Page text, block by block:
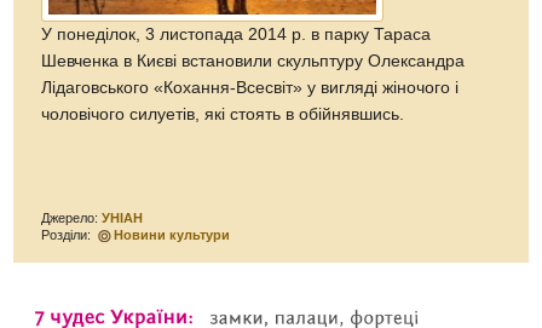
У понеділок, 3 листопада 2014 р. в парку Тараса
Шевченка в Києві встановили скульптуру Олександра
Лідаговського «Кохання-Всесвіт» у вигляді жіночого і
чоловічого силуетів, які стоять в обійнявшись.
Джерело:УНІАН
Розділи:
Новини культури